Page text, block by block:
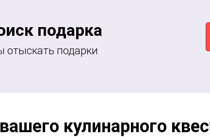
подарка
отыскать подарки
кулинарного